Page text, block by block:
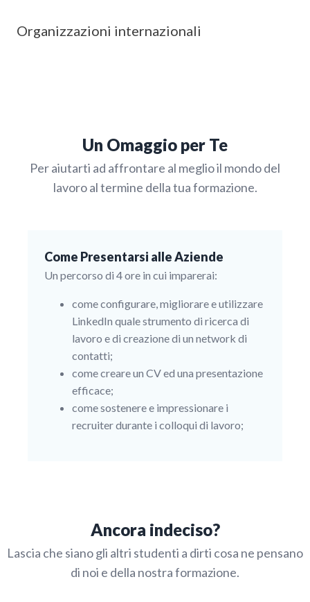
Organizzazioni internazionali
Un Omaggio per Te
Per aiutarti ad affrontare al meglio il mondo del
lavoro al termine della tua formazione.
Come Presentarsi alle Aziende
Un percorso di 4 ore in cui imparerai:
come configurare, migliorare e utilizzare
LinkedIn quale strumento di ricerca di
lavoro e di creazione di un network di
contatti;
come creare un CV ed una presentazione
efficace;
come sostenere e impressionare i
recruiter durante i colloqui di lavoro;
Ancora indeciso?
Lascia che siano gli altri studenti a dirti cosa ne pensano
di noi e della nostra formazione.